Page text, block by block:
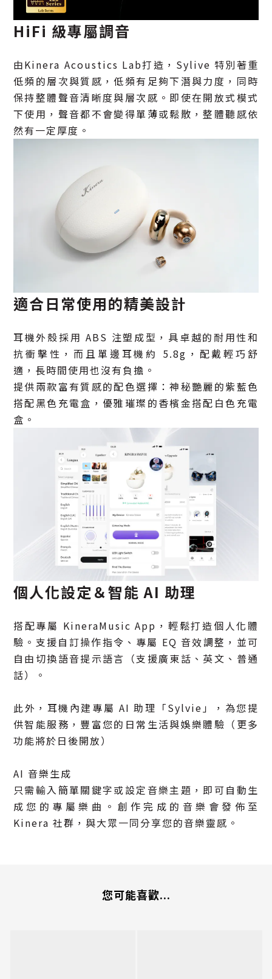
HiFi 級專屬調音
由Kinera Acoustics Lab打造，Sylive 特別著重
低頻的層次與質感，低頻有足夠下潛與力度，同時
保持整體聲音清晰度與層次感。即使在開放式模式
下使用，聲音都不會變得單薄或鬆散，整體聽感依
然有一定厚度。
適合日常使用的精美設計
耳機外殼採用 ABS 注塑成型，具卓越的耐用性和
抗衝擊性，而且單邊耳機約 5.8g，配戴輕巧舒
適，長時間使用也沒有負擔。
提供兩款富有質感的配色選擇：神秘艷麗的紫藍色
搭配黑色充電盒，優雅璀璨的香檳金搭配白色充電
盒。
個人化設定＆智能 AI 助理
搭配專屬 KineraMusic App，輕鬆打造個人化體
驗。支援自訂操作指令、專屬 EQ 音效調整，並可
自由切換語音提示語言（支援廣東話、英文、普通
話）。
此外，耳機內建專屬 AI 助理「Sylvie」，為您提
供智能服務，豐富您的日常生活與娛樂體驗（更多
功能將於日後開放）
AI 音樂生成
只需輸入簡單關鍵字或設定音樂主題，即可自動生
成您的專屬樂曲。創作完成的音樂會發佈至
Kinera 社群，與大眾一同分享您的音樂靈感。
您可能喜歡...